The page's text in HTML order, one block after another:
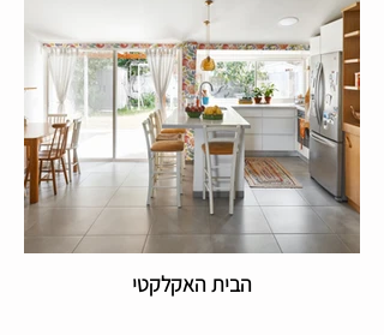
הבית האקלקטי